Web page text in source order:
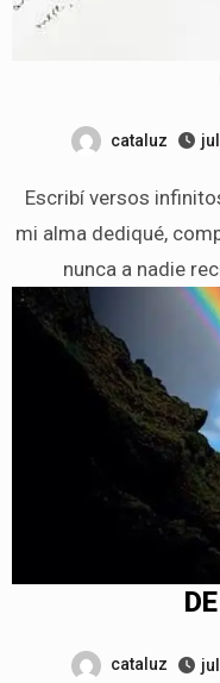
cataluz
Escribí versos infinitos, poemas que en todos y a todo
mi alma dediqué,
nunca a nadie
cataluz